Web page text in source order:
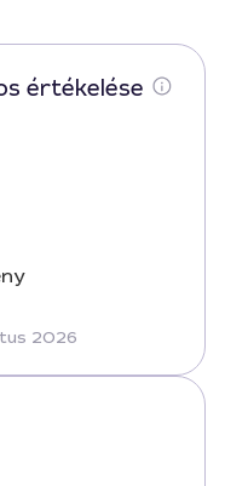
értékelése
2026